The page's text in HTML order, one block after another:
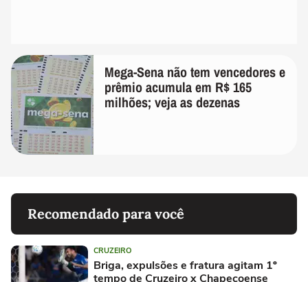
Mega-Sena não tem vencedores e
prêmio acumula em R$ 165
milhões; veja as dezenas
Recomendado para você
CRUZEIRO
Briga, expulsões e fratura agitam 1º
tempo de Cruzeiro x Chapecoense